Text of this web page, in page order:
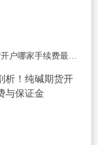
北京期货开户哪家手续费最低？最新费率